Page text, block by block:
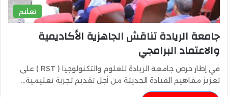
تعليم
جامعة الريادة تناقش الجاهزية الأكاديمية
والاعتماد البرامجي
في إطار حرص جامعة الريادة للعلوم والتكنولوجيا ( RST ) على
تعزيز مفاهيم القيادة الحديثة من أجل تقديم تجربة تعليمية…